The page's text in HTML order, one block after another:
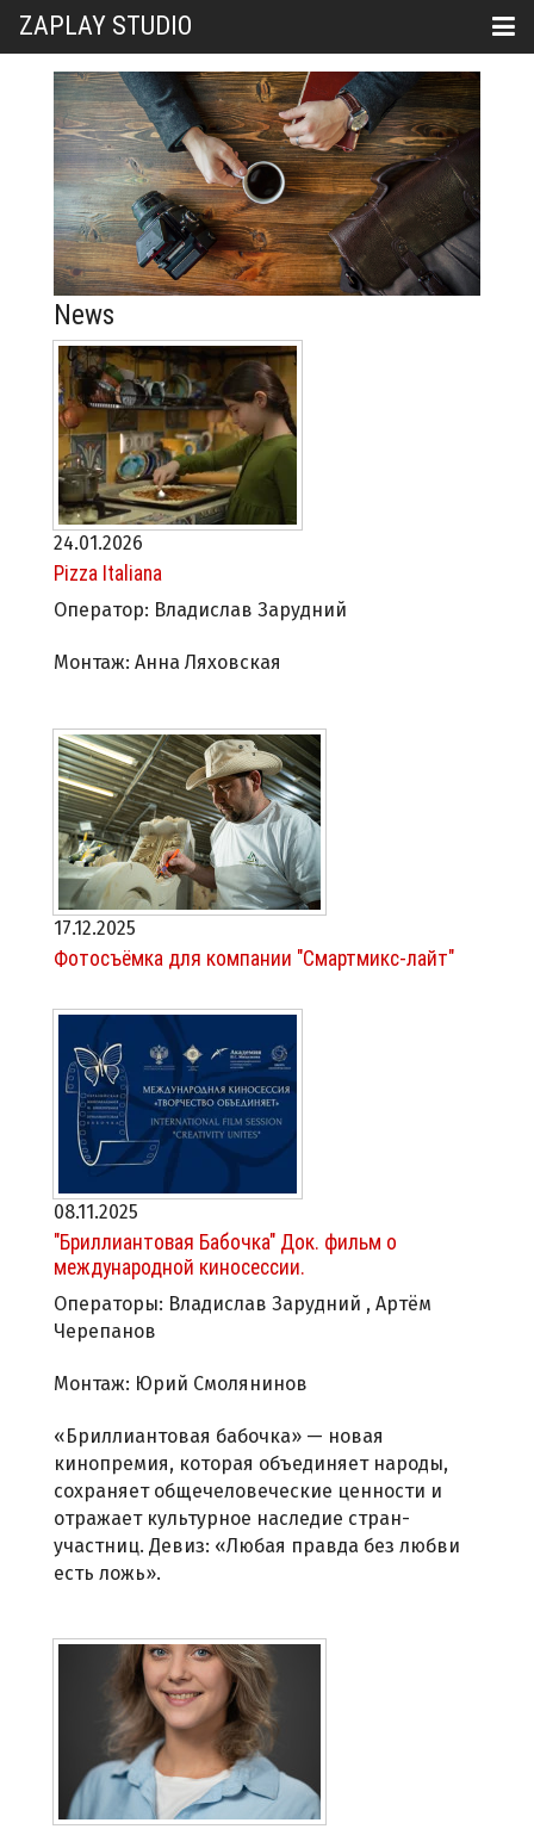
ZAPLAY STUDIO
News
24.01.2026
Pizza Italiana
Оператор: Владислав Зарудний
Монтаж: Анна Ляховская
17.12.2025
Фотосъёмка для компании "Смартмикс-лайт"
08.11.2025
"Бриллиантовая Бабочка" Док. фильм о
международной киносессии.
Операторы: Владислав Зарудний , Артём
Черепанов
Монтаж: Юрий Смолянинов
«Бриллиантовая бабочка» — новая
кинопремия, которая объединяет народы,
сохраняет общечеловеческие ценности и
отражает культурное наследие стран-
участниц. Девиз: «Любая правда без любви
есть ложь».